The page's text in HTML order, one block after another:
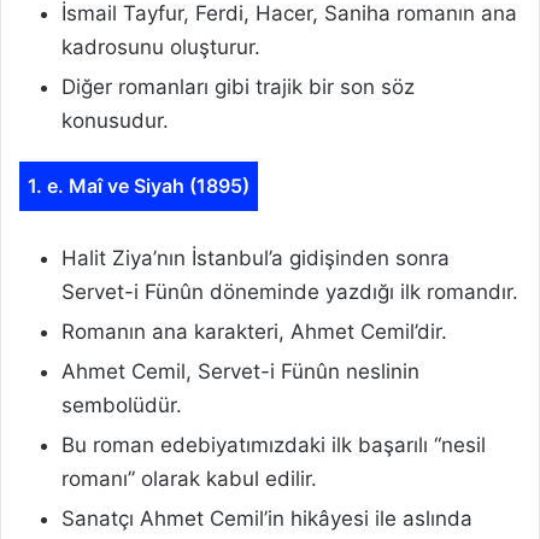
İsmail Tayfur, Ferdi, Hacer, Saniha romanın ana
kadrosunu oluşturur.
Diğer romanları gibi trajik bir son söz
konusudur.
1. e. Maî ve Siyah (1895)
Halit Ziya’nın İstanbul’a gidişinden sonra
Servet-i Fünûn döneminde yazdığı ilk romandır.
Romanın ana karakteri, Ahmet Cemil’dir.
Ahmet Cemil, Servet-i Fünûn neslinin
sembolüdür.
Bu roman edebiyatımızdaki ilk başarılı “nesil
romanı” olarak kabul edilir.
Sanatçı Ahmet Cemil’in hikâyesi ile aslında